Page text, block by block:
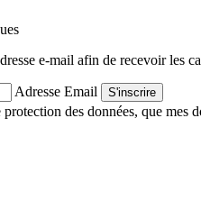
e-mail afin de recevoir les
Adresse Email S'inscrire
des données, que mes